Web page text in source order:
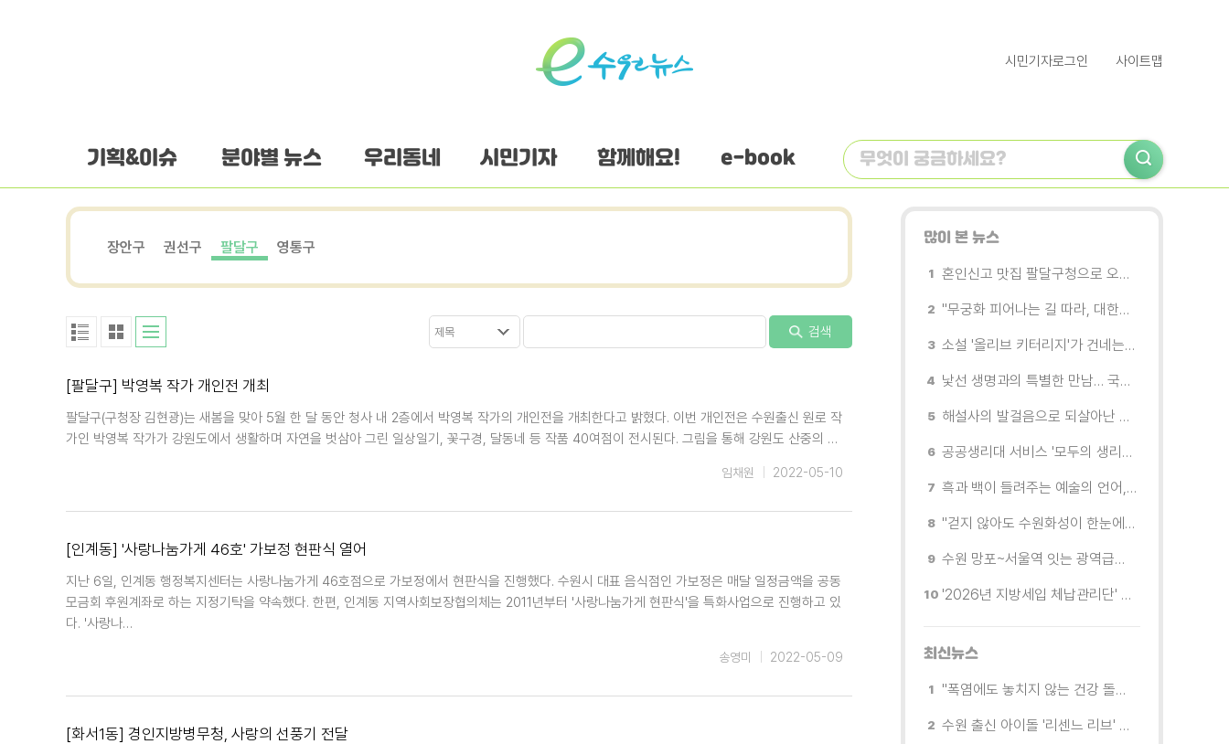
시민기자로그인 사이트맵
기획&이슈 분야별 뉴스 우리동네 시민기자 함께해요! e-book
장안구 권선구 팔달구 영통구
검색
[팔달구] 박영복 작가 개인전 개최
팔달구(구청장 김현광)는 새봄을 맞아 5월 한 달 동안 청사 내 2층에서 박영복 작가의 개인전을 개최한다고 밝혔다. 이번 개인전은 수원출신 원로 작
가인 박영복 작가가 강원도에서 생활하며 자연을 벗삼아 그린 일상일기, 꽃구경, 달동네 등 작품 40여점이 전시된다. 그림을 통해 강원도 산중의 …
2022-05-10
임채원
[인계동] '사랑나눔가게 46호' 가보정 현판식 열어
지난 6일, 인계동 행정복지센터는 사랑나눔가게 46호점으로 가보정에서 현판식을 진행했다. 수원시 대표 음식점인 가보정은 매달 일정금액을 공동
모금회 후원계좌로 하는 지정기탁을 약속했다. 한편, 인계동 지역사회보장협의체는 2011년부터 '사랑나눔가게 현판식'을 특화사업으로 진행하고 있
다. '사랑나…
2022-05-09
송영미
[화서1동] 경인지방병무청, 사랑의 선풍기 전달
많이 본 뉴스
혼인신고 맛집 팔달구청으로 오세요
"무궁화 피어나는 길 따라, 대한민국을 걷는다"
소설 '올리브 키터리지'가 건네는 삶과 연민의 철학
낯선 생명과의 특별한 만남… 국제전 《패트리샤 피치니니: 킨쉽》
해설사의 발걸음으로 되살아난 수원의 독립운동 역사
공공생리대 서비스 '모두의 생리대' 시범 운영...수원시청·4개 구청 등에 지급기 설치
흑과 백이 들려주는 예술의 언어, 수원시립미술관 소장품전《블랑 블랙 파노라마》
"걷지 않아도 수원화성이 한눈에"…무장애 관광버스 '수원행차' 타보니
수원 망포~서울역 잇는 광역급행버스 M5165번, 8월 3일 개통
'2026년 지방세입 체납관리단' 출범... 체납자 실태조사 본격 추진
최신뉴스
"폭염에도 놓치지 않는 건강 돌봄" 팔달구보건소 취약계층 안부 살핀다
수원 출신 아이돌 '리센느 리브' 추천! 직접 따라가 본 수원 필수 코스